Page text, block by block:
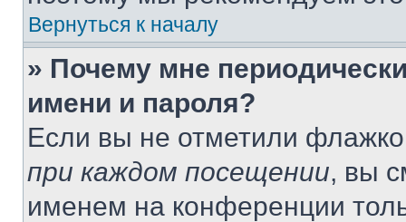
Вернуться к началу
» Почему мне
имени и пароля?
Если вы не отметили
при каждом посещении, вы
именем на конференции